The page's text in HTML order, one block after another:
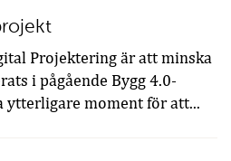
Projektering är att minska
i pågående Bygg 4.0-
ytterligare moment för att...